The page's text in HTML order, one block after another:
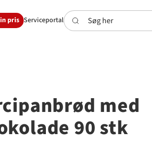
pris ServiceportalSøg her
med
90 stk